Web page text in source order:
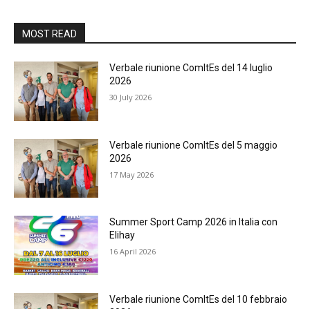
MOST READ
Verbale riunione ComItEs del 14 luglio
2026
30 July 2026
Verbale riunione ComItEs del 5 maggio
2026
17 May 2026
Summer Sport Camp 2026 in Italia con
Elihay
16 April 2026
Verbale riunione ComItEs del 10 febbraio